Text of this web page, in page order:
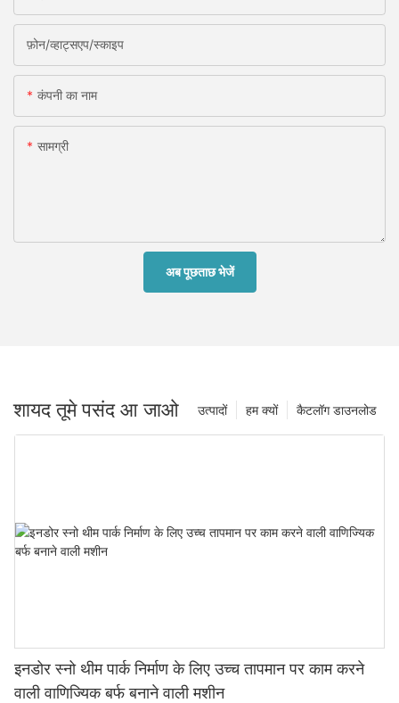
फ़ोन/व्हाट्सएप/स्काइप
कंपनी का नाम
सामग्री
अब पूछताछ भेजें
शायद तूमे पसंद आ जाओ कैटलॉग डाउनलोड
हम क्यों
उत्पादों
इनडोर स्नो थीम पार्क निर्माण के लिए उच्च तापमान पर काम करने
वाली वाणिज्यिक बर्फ बनाने वाली मशीन